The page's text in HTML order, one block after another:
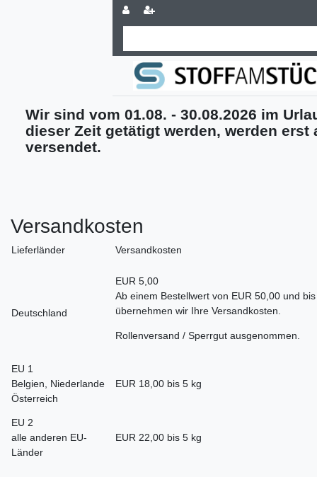
Wir sind vom 01.08. - 30.08.2026 im
dieser Zeit getätigt werden, werden erst
versendet.
Versandkosten
Lieferländer Versandkosten
Deutschland
EUR 5,00
Ab einem Bestellwert von EUR 50,00 und
übernehmen wir Ihre Versandkosten.
Rollenversand / Sperrgut ausgenommen.
EU 1
Belgien, Niederlande
Österreich
EUR 18,00 bis 5 kg
EU 2
alle anderen EU-
Länder
EUR 22,00 bis 5 kg